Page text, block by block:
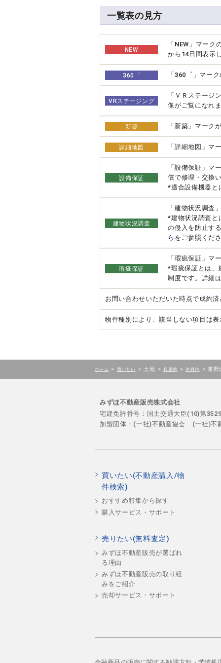
一覧表の見方
NEW
「NEW」マー
から14日間表示
360゜ 「360゜」マー
VRステージング
「ＶＲステージ
像がご覧になれ
新築 「新築」マーク
詳細地図 「詳細地図」マ
設備保証
「設備保証」マ
償で修理・交換
*適合設備機器と
建物状況調査
「建物状況調査
*建物状況調査と
の侵入を防止す
ら をご参照くだ
瑕疵保証
「瑕疵保証」マ
*瑕疵保証とは、
制度です。詳細
お問い合わせいただいた時点で成約
物件種別により、該当しない項目は
ホーム > 買いたい > 土地 > 兵庫県 > 伊丹市 > 東野
みずほ不動産販売株式会社
宅建免許番号：国土交通大臣(10)第
加盟団体：(一社)不動産協会 (一社)
買いたい(不動産購入/物
件検索)
おすすめ特集から探す
購入サービス・サポート
売りたい(無料査定)
みずほ不動産販売が選ばれ
る理由
みずほ不動産販売の取り組
みをご紹介
売却サービス・サポート